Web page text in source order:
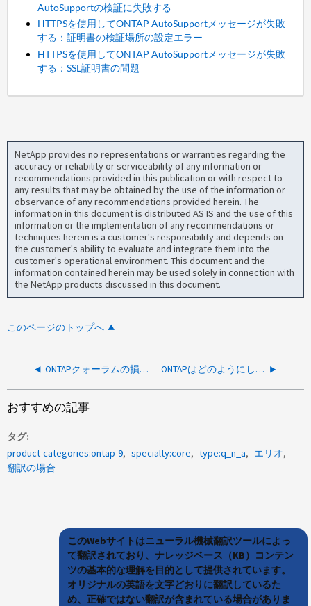
AutoSupportの検証に失敗する
HTTPSを使用してONTAP AutoSupportメッセージが失敗
する：証明書の検証場所の設定エラー
HTTPSを使用してONTAP AutoSupportメッセージが失敗
する：SSL証明書の問題
NetApp provides no representations or warranties regarding the
accuracy or reliability or serviceability of any information or
recommendations provided in this publication or with respect to
any results that may be obtained by the use of the information or
observance of any recommendations provided herein. The
information in this document is distributed AS IS and the use of this
information or the implementation of any recommendations or
techniques herein is a customer's responsibility and depends on
the customer's ability to evaluate and integrate them into the
customer's operational environment. This document and the
information contained herein may be used solely in connection with
the NetApp products discussed in this document.
このページのトップへ
ONTAPクォーラムの損失はSANサービスにどのように影響しますか。 ONTAPはどのようにしてスペアローチェックをトリガーしますか？
おすすめの記事
タグ
product-categories:ontap-9
specialty:core type:q_n_a
エリオ
翻訳の場合
このWebサイトはニューラル機械翻訳ツールによっ
て翻訳されており、ナレッジベース（KB）コンテン
ツの基本的な理解を目的として提供されています。
オリジナルの英語を文字どおりに翻訳しているた
め、正確ではない翻訳が含まれている場合がありま